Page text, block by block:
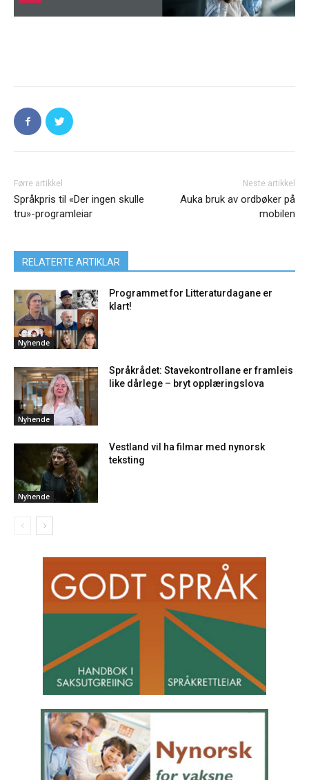
Førre artikkel
Språkpris til «Der ingen skulle
tru»-programleiar
Neste artikkel
Auka bruk av ordbøker på
mobilen
RELATERTE ARTIKLAR
Nyhende
Programmet for Litteraturdagane er
klart!
Nyhende
Språkrådet: Stavekontrollane er framleis
like dårlege – bryt opplæringslova
Nyhende
Vestland vil ha filmar med nynorsk
teksting